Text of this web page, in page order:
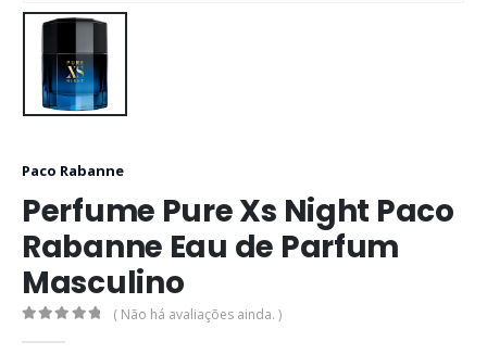
Paco Rabanne
Perfume Pure Xs Night Paco
Rabanne Eau de Parfum
Masculino
( Não há avaliações ainda. )